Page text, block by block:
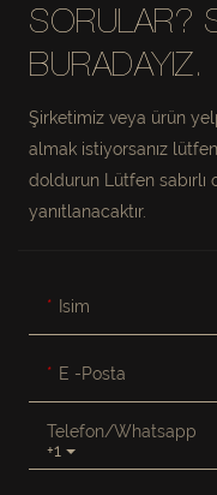
SORULAR?
BURADAYIZ.
Şirketimiz veya ürün
almak istiyorsanız
doldurun Lütfen sabırlı
yanıtlanacaktır.
Isim
E -posta
+1
Telefon/whatsapp